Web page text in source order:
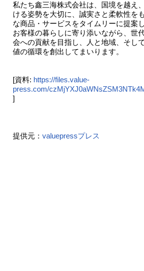
私たち鑫三海株式会社は、国境を越え
ける姿勢を大切に、誠実さと柔軟性を
な商品・サービスをタイムリーに提案し
お客様の暮らしに寄り添いながら、世
会への貢献を目指し、人と地域、そし
値の循環を創出してまいります。
[資料: https://files.value-
press.com/
]
提供元： valuepressプレス